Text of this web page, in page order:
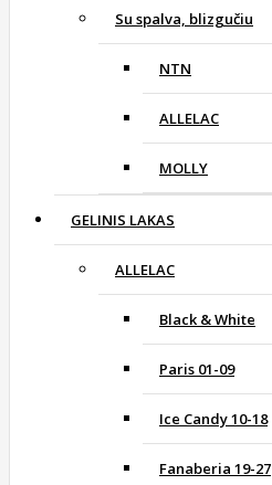
Su spalva, blizgučiu
NTN
ALLELAC
MOLLY
GELINIS LAKAS
ALLELAC
Black & White
Paris 01-09
Ice Candy 10-18
Fanaberia 19-27